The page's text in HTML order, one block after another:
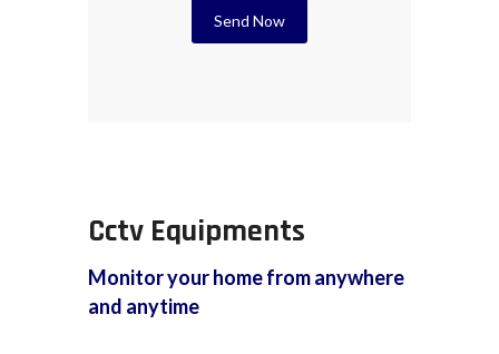
Cctv Equipments
Monitor your home from anywhere
and anytime